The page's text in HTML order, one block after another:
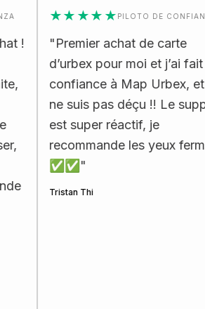
★★★★★PILOTO DE CONFIANZA
Premier achat de carte
d’urbex pour moi et j’ai fait
confiance à Map Urbex, et je
ne suis pas déçu !! Le support
est super réactif, je
recommande les yeux fermés
✅✅"
Tristan Thi